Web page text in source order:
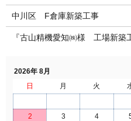
中川区 F倉庫新築工事
『古山精機愛知㈱様 工場新築
2026年 8月
日
月 火
2
3 4